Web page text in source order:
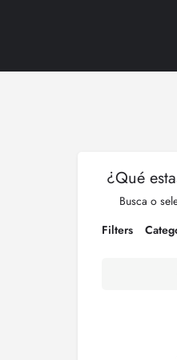
¿Qué
Busca o
Filters